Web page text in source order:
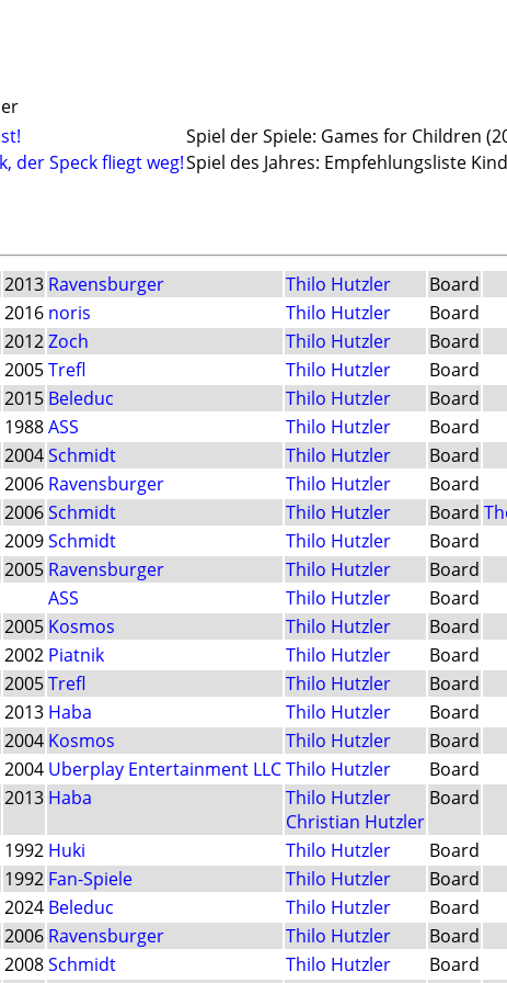
Spiel der Spiele: Games for Children
der Speck fliegt weg!Spiel des Jahres: Empfehlungsliste
2013 Ravensburger Thilo Hutzler
Board
2016 noris Thilo Hutzler
Board
2012Zoch Thilo Hutzler
Board
2005Trefl Thilo Hutzler
Board
2015 Beleduc Thilo Hutzler
Board
1988ASS Thilo Hutzler
Board
2004Schmidt Thilo Hutzler
Board
2006 Ravensburger Thilo Hutzler
Board
2006Schmidt Thilo Hutzler Board
2009Schmidt Thilo Hutzler
Board
2005 Ravensburger Thilo Hutzler
Board
ASS Thilo Hutzler
Board
2005 Kosmos Thilo Hutzler
Board
2002 Piatnik Thilo Hutzler
Board
2005Trefl Thilo Hutzler
Board
2013 Haba Thilo Hutzler
Board
2004 Kosmos Thilo Hutzler
Board
2004 Uberplay Entertainment LLCThilo Hutzler
Board
2013 Haba
Thilo Hutzler
Christian Hutzler
Board
1992 Huki Thilo Hutzler
Board
1992 Fan-Spiele Thilo Hutzler
Board
2024 Beleduc Thilo Hutzler
Board
2006 Ravensburger Thilo Hutzler
Board
2008Schmidt Thilo Hutzler
Board